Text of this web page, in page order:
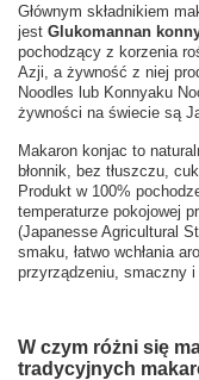
Głównym składnikiem
jest Glukomannan
pochodzący z korzenia
Azji, a żywność z niej
Noodles lub Konnyaku
żywności na świecie są
Makaron konjac to
błonnik, bez tłuszczu,
Produkt w 100%
temperaturze pokojowej
(Japanesse Agricultural
smaku, łatwo wchłania
przyrządzeniu, smaczny i
W czym różni się
tradycyjnych